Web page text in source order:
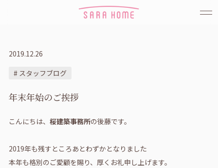
2019.12.26
# スタッフブログ
年末年始のご挨拶
こんにちは、 桜建築事務所の後藤です。
2019年も残すところあとわずかとなりました
本年も格別のご愛顧を賜り、厚くお礼申し上げます。